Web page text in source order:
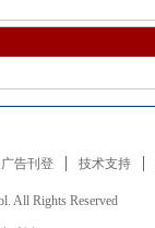
广告刊登 技术支持
All Rights Reserved